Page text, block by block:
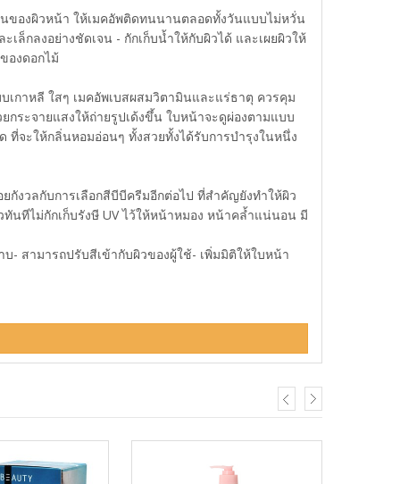
ของผิวหน้า ให้เมคอัพติดทนนานตลอดทั้งวันแบบไม่หวั่น
กลงอย่างชัดเจน - กักเก็บน้ำให้กับผิวได้ และเผยผิวให้
องดอกไม้
กาหลี ใสๆ เมคอัพเบสผสมวิตามินและแร่ธาตุ ควรคุม
ระจายแสงให้ถ่ายรูปเด้งขึ้น ใบหน้าจะดูผ่องตามแบบ
จะให้กลิ่นหอมอ่อนๆ ทั้งสวยทั้งได้รับการบำรุงในหนึ่ง
กังวลกับการเลือกสีบีบีครีมอีกต่อไป ที่สำคัญยังทำให้ผิว
ทีไม่กักเก็บรังษี UV ไว้ให้หน้าหมอง หน้าคล้ำแน่นอน มี
- สามารถปรับสีเข้ากับผิวของผู้ใช้- เพิ่มมิติให้ใบหน้า